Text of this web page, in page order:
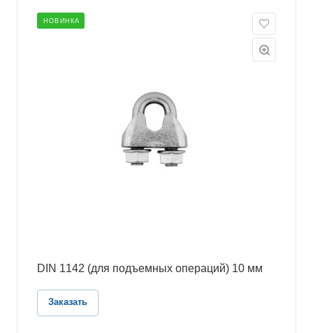
НОВИНКА
DIN 1142 (для подъемных операций) 10 мм
Заказать